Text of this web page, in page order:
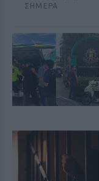
ΣΉΜΕΡΑ